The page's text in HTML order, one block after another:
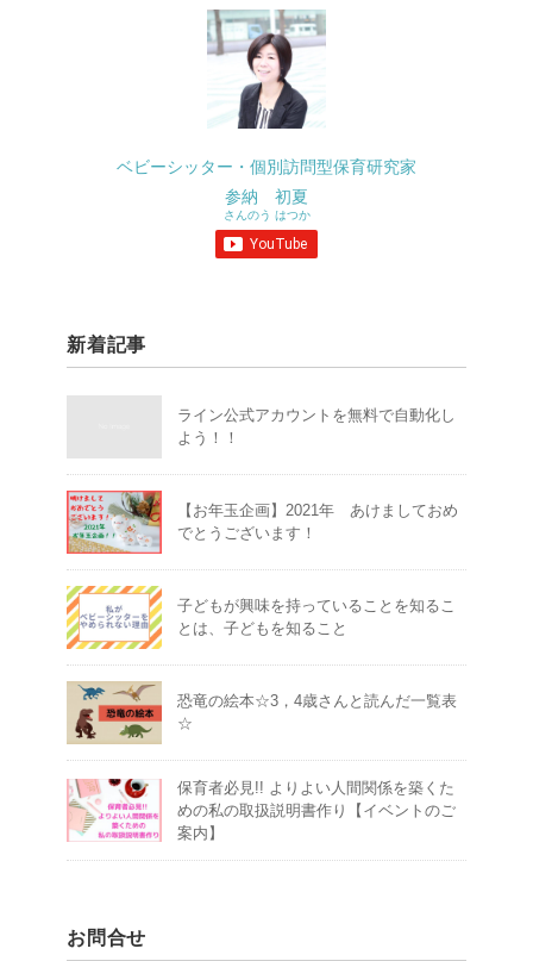
ベビーシッター・個別訪問型保育研究家
参納 初夏
さんのう はつか
新着記事
ライン公式アカウントを無料で自動化し
よう！！
【お年玉企画】2021年 あけましておめ
でとうございます！
子どもが興味を持っていることを知るこ
とは、子どもを知ること
恐竜の絵本☆3，4歳さんと読んだ一覧表
☆
保育者必見!! よりよい人間関係を築くた
めの私の取扱説明書作り【イベントのご
案内】
お問合せ